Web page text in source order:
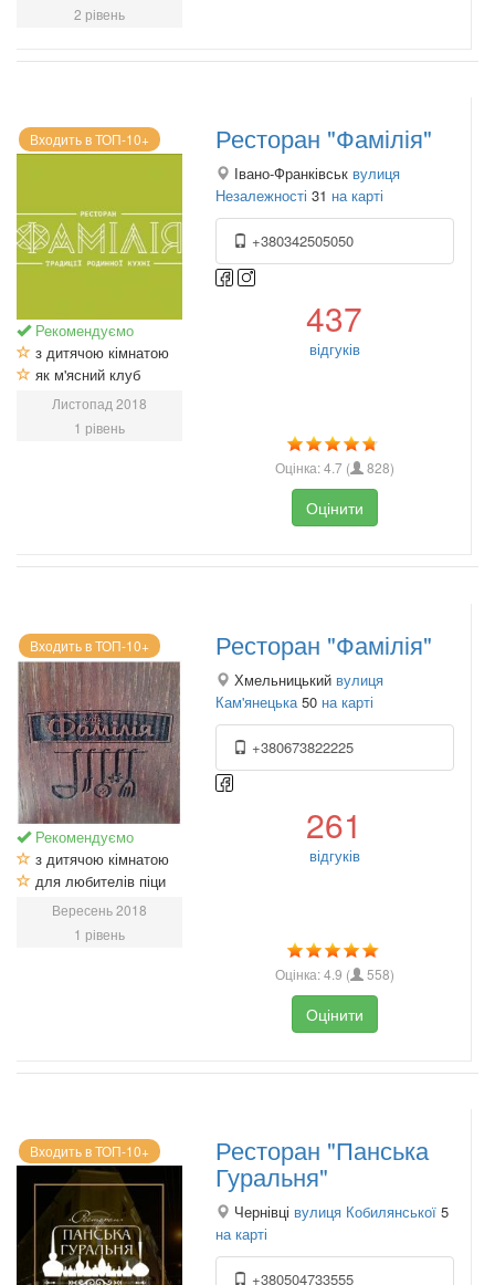
2 рівень
Входить в ТОП-10+
Рекомендуємо
з дитячою кімнатою
як м'ясний клуб
Листопад 2018
1 рівень
Ресторан "Фамілія"
Івано-Франківськ вулиця
Незалежності 31 на карті
+380342505050
437
відгуків
Оцінка:4.7 ( 828)
Оцінити
Входить в ТОП-10+
Рекомендуємо
з дитячою кімнатою
для любителів піци
Вересень 2018
1 рівень
Ресторан "Фамілія"
Хмельницький вулиця
Кам'янецька 50 на карті
+380673822225
261
відгуків
Оцінка:4.9 ( 558)
Оцінити
Входить в ТОП-10+ Ресторан "Панська
Гуральня"
Чернівці вулиця Кобилянської 5
на карті
+380504733555